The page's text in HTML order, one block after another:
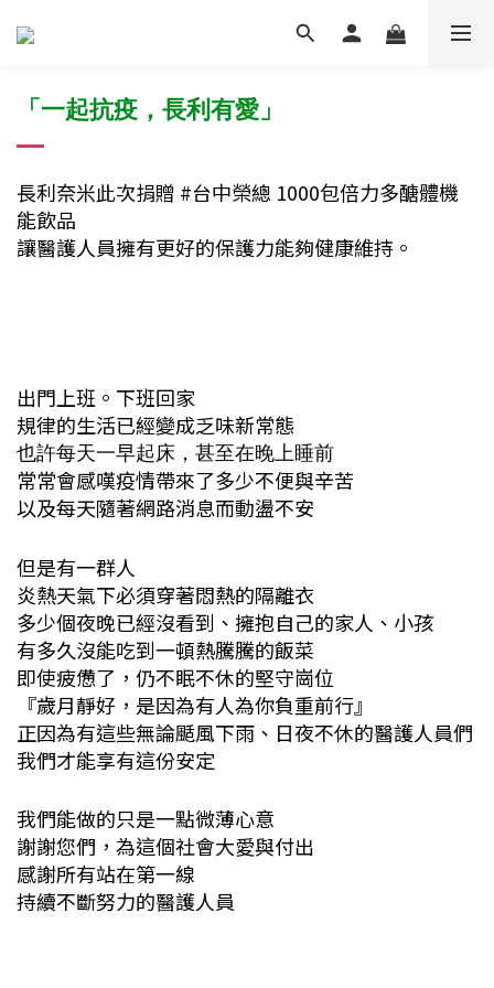
「一起抗疫，長利有愛」
長利奈米此次捐贈 #台中榮總 1000包倍力多醣體機
能飲品
讓醫護人員擁有更好的保護力能夠健康維持。
出門上班。下班回家
規律的生活已經變成乏味新常態
也許每天一早起床，甚至在晚上睡前
常常會感嘆疫情帶來了多少不便與辛苦
以及每天隨著網路消息而動盪不安
但是有一群人
炎熱天氣下必須穿著悶熱的隔離衣
多少個夜晚已經沒看到、擁抱自己的家人、小孩
有多久沒能吃到一頓熱騰騰的飯菜
即使疲憊了，仍不眠不休的堅守崗位
『歲月靜好，是因為有人為你負重前行』
正因為有這些無論颳風下雨、日夜不休的醫護人員們
我們才能享有這份安定
我們能做的只是一點微薄心意
謝謝您們，為這個社會大愛與付出
感謝所有站在第一線
持續不斷努力的醫護人員